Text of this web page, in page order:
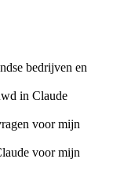
bedrijven en
in Claude
voor mijn
voor mijn